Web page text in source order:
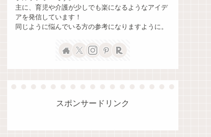
主に、育児や介護が少しでも楽になるようなアイデ
アを発信しています！
同じように悩んでいる方の参考になりますように。
スポンサードリンク